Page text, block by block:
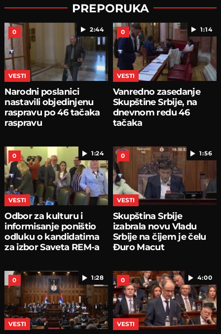
PREPORUKA
2:44
0
VESTI
Narodni poslanici
nastavili objedinjenu
raspravu po 46 tačaka
raspravu
1:14
0
VESTI
Vanredno zasedanje
Skupštine Srbije, na
dnevnom redu 46
tačaka
1:24
0
VESTI
Odbor za kulturu i
informisanje poništio
odluku o kandidatima
za izbor Saveta REM-a
1:56
0
VESTI
Skupština Srbije
izabrala novu Vladu
Srbije na čijem je čelu
Đuro Macut
1:28
0
VESTI
4:00
0
VESTI